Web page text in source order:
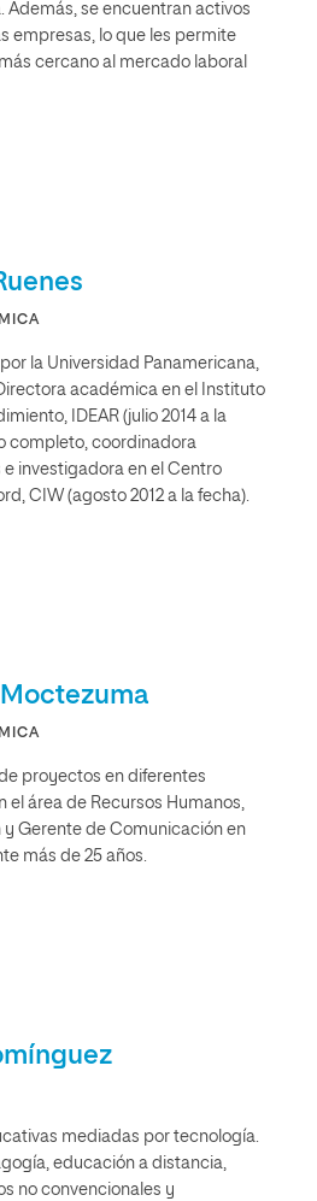
Además, se encuentran activos
empresas, lo que les permite
cercano al mercado laboral
la Universidad Panamericana,
académica en el Instituto
IDEAR (julio 2014 a la
completo, coordinadora
investigadora en el Centro
CIW (agosto 2012 a la fecha).
proyectos en diferentes
el área de Recursos Humanos,
Gerente de Comunicación en
más de 25 años.
mediadas por tecnología.
educación a distancia,
no convencionales y